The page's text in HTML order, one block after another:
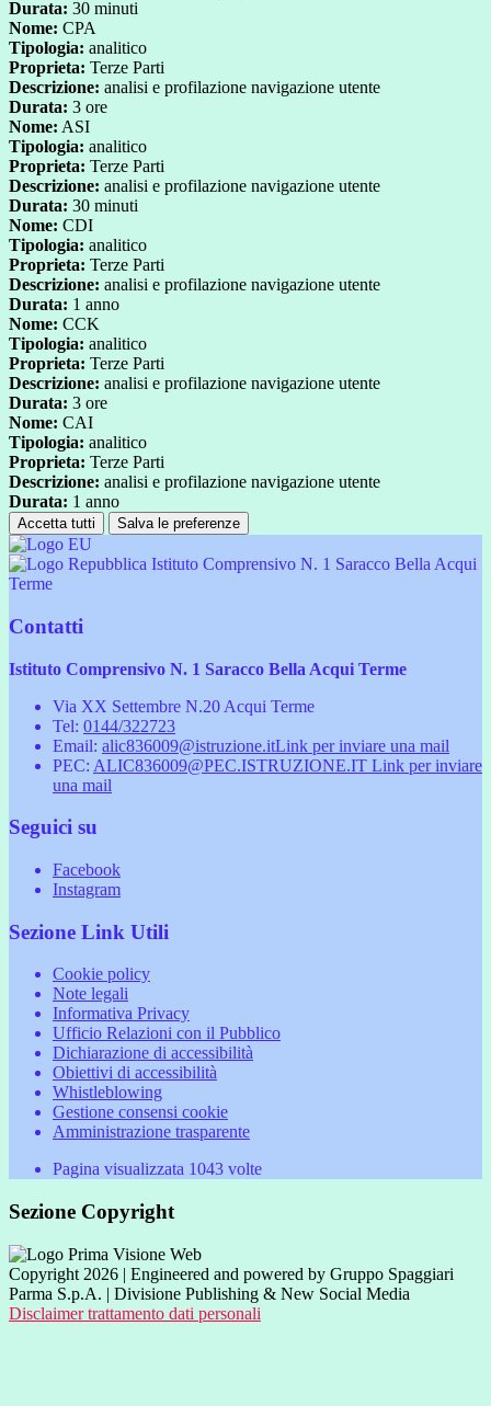
Durata: 30 minuti
Nome: CPA
Tipologia: analitico
Proprieta: Terze Parti
Descrizione: analisi e profilazione navigazione utente
Durata: 3 ore
Nome: ASI
Tipologia: analitico
Proprieta: Terze Parti
Descrizione: analisi e profilazione navigazione utente
Durata: 30 minuti
Nome: CDI
Tipologia: analitico
Proprieta: Terze Parti
Descrizione: analisi e profilazione navigazione utente
Durata: 1 anno
Nome: CCK
Tipologia: analitico
Proprieta: Terze Parti
Descrizione: analisi e profilazione navigazione utente
Durata: 3 ore
Nome: CAI
Tipologia: analitico
Proprieta: Terze Parti
Descrizione: analisi e profilazione navigazione utente
Durata: 1 anno
Accetta tutti Salva le preferenze
Istituto Comprensivo N. 1 Saracco Bella Acqui
Terme
Contatti
Istituto Comprensivo N. 1 Saracco Bella Acqui Terme
Via XX Settembre N.20 Acqui Terme
Tel: 0144/322723
Email: alic836009@istruzione.itLink per inviare una mail
PEC: ALIC836009@PEC.ISTRUZIONE.IT Link per inviare
una mail
Seguici su
Facebook
Instagram
Sezione Link Utili
Cookie policy
Note legali
Informativa Privacy
Ufficio Relazioni con il Pubblico
Dichiarazione di accessibilità
Obiettivi di accessibilità
Whistleblowing
Gestione consensi cookie
Amministrazione trasparente
Pagina visualizzata 1043 volte
Sezione Copyright
Copyright 2026 | Engineered and powered by Gruppo Spaggiari
Parma S.p.A. | Divisione Publishing & New Social Media
Disclaimer trattamento dati personali